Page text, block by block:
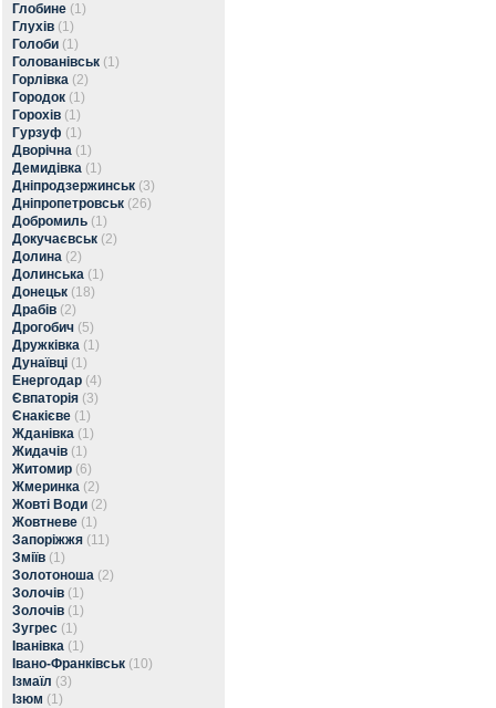
Глобине (1)
Глухів (1)
Голоби (1)
Голованівськ (1)
Горлівка (2)
Городок (1)
Горохів (1)
Гурзуф (1)
Дворічна (1)
Демидівка (1)
Дніпродзержинськ (3)
Дніпропетровськ (26)
Добромиль (1)
Докучаєвськ (2)
Долина (2)
Долинська (1)
Донецьк (18)
Драбів (2)
Дрогобич (5)
Дружківка (1)
Дунаївці (1)
Енергодар (4)
Євпаторія (3)
Єнакієве (1)
Жданівка (1)
Жидачів (1)
Житомир (6)
Жмеринка (2)
Жовті Води (2)
Жовтневе (1)
Запоріжжя (11)
Зміїв (1)
Золотоноша (2)
Золочів (1)
Золочів (1)
Зугрес (1)
Іванівка (1)
Івано-Франківськ (10)
Ізмаїл (3)
Ізюм (1)